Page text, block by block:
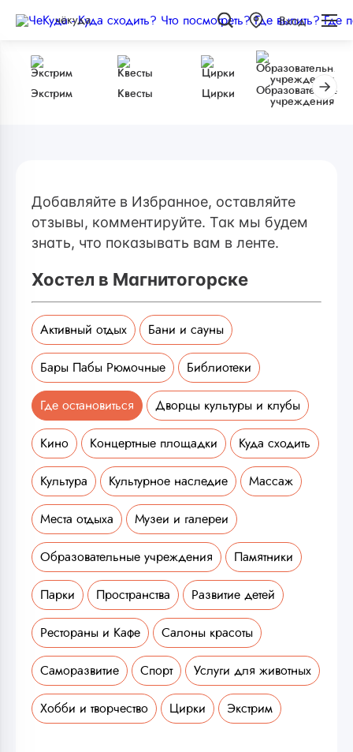
чёкуда Вход
Экстрим Квесты Цирки
Образовательные
учреждения
Добавляйте в Избранное, оставляйте
отзывы, комментируйте. Так мы будем
знать, что показывать вам в ленте.
Хостел в Магнитогорске
Активный отдых Бани и сауны
Бары Пабы Рюмочные Библиотеки
Где остановиться Дворцы культуры и клубы
Кино Концертные площадки Куда сходить
Культура Культурное наследие Массаж
Места отдыха Музеи и галереи
Образовательные учреждения Памятники
Парки Пространства Развитие детей
Рестораны и Кафе Салоны красоты
Саморазвитие Спорт Услуги для животных
Хобби и творчество Цирки Экстрим